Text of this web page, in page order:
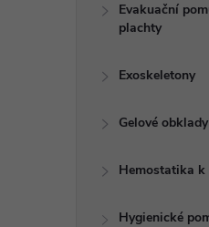
Evakuační
plachty
Exoskeletony
Gelové
Hemostatika k
Hygienické